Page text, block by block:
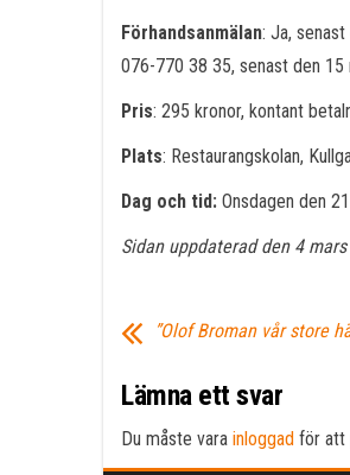
Förhandsanmälan: Ja,
076-770 38 35, senast den 15
Pris: 295 kronor, kontant
Plats: Restaurangskolan,
Dag och tid: Onsdagen den
Sidan uppdaterad den 4
”Olof Broman vår store
Lämna ett svar
Du måste vara inloggad för att